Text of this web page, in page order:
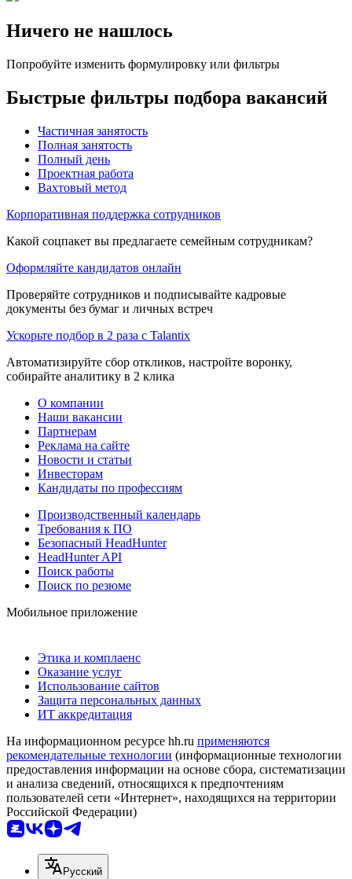
Ничего не нашлось
Попробуйте изменить формулировку или фильтры
Быстрые фильтры подбора вакансий
Частичная занятость
Полная занятость
Полный день
Проектная работа
Вахтовый метод
Корпоративная поддержка сотрудников
Какой соцпакет вы предлагаете семейным сотрудникам?
Оформляйте кандидатов онлайн
Проверяйте сотрудников и подписывайте кадровые
документы без бумаг и личных встреч
Ускорьте подбор в 2 раза с Talantix
Автоматизируйте сбор откликов, настройте воронку,
собирайте аналитику в 2 клика
О компании
Наши вакансии
Партнерам
Реклама на сайте
Новости и статьи
Инвесторам
Кандидаты по профессиям
Производственный календарь
Требования к ПО
Безопасный HeadHunter
HeadHunter API
Поиск работы
Поиск по резюме
Мобильное приложение
Этика и комплаенс
Оказание услуг
Использование сайтов
Защита персональных данных
ИТ аккредитация
На информационном ресурсе hh.ru применяются
рекомендательные технологии (информационные технологии
предоставления информации на основе сбора, систематизации
и анализа сведений, относящихся к предпочтениям
пользователей сети «Интернет», находящихся на территории
Российской Федерации)
Русский